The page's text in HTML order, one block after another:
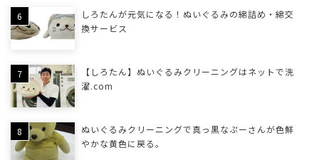
しろたんが元気になる！ぬいぐるみの綿詰め・綿交
換サービス
【しろたん】ぬいぐるみクリーニングはネットで洗
濯.com
ぬいぐるみクリーニングで真っ黒なぷーさんが色鮮
やかな黄色に戻る。